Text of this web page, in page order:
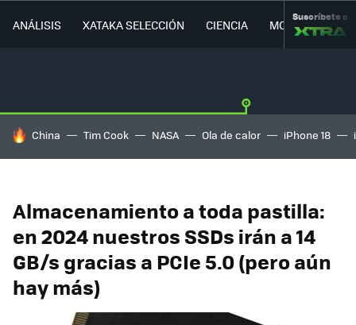
ANÁLISIS XATAKA SELECCIÓN CIENCIA MOVILIDAD
Suscríbete a
HOY SE HABLA DE
China Tim Cook NASA Ola de calor iPhone 18
Almacenamiento a toda pastilla:
en 2024 nuestros SSDs irán a 14
GB/s gracias a PCIe 5.0 (pero aún
hay más)